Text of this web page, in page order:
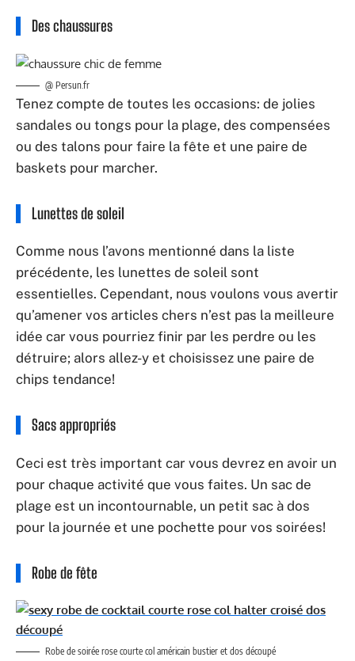
Des chaussures
@ Persun.fr
Tenez compte de toutes les occasions: de jolies
sandales ou tongs pour la plage, des compensées
ou des talons pour faire la fête et une paire de
baskets pour marcher.
Lunettes de soleil
Comme nous l’avons mentionné dans la liste
précédente, les lunettes de soleil sont
essentielles. Cependant, nous voulons vous avertir
qu’amener vos articles chers n’est pas la meilleure
idée car vous pourriez finir par les perdre ou les
détruire; alors allez-y et choisissez une paire de
chips tendance!
Sacs appropriés
Ceci est très important car vous devrez en avoir un
pour chaque activité que vous faites. Un sac de
plage est un incontournable, un petit sac à dos
pour la journée et une pochette pour vos soirées!
Robe de fête
Robe de soirée rose courte col américain bustier et dos découpé